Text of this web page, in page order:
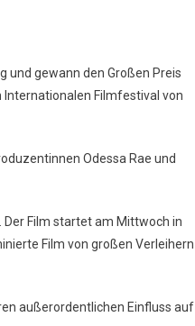
und gewann den Großen Preis
Filmfestival von
Odessa Rae und
Film startet am Mittwoch in
Film von großen Verleihern
außerordentlichen Einfluss auf